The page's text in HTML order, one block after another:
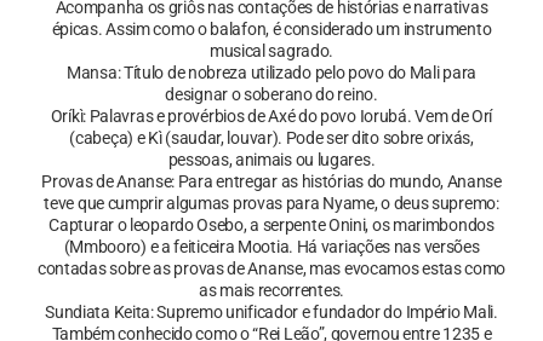
Acompanha os griôs nas contações de histórias e narrativas
épicas. Assim como o balafon, é considerado um instrumento
musical sagrado.
Mansa: Título de nobreza utilizado pelo povo do Mali para
designar o soberano do reino.
Oríkì: Palavras e provérbios de Axé do povo Iorubá. Vem de Orí
(cabeça) e Kì (saudar, louvar). Pode ser dito sobre orixás,
pessoas, animais ou lugares.
Provas de Ananse: Para entregar as histórias do mundo, Ananse
teve que cumprir algumas provas para Nyame, o deus supremo:
Capturar o leopardo Osebo, a serpente Onini, os marimbondos
(Mmbooro) e a feiticeira Mootia. Há variações nas versões
contadas sobre as provas de Ananse, mas evocamos estas como
as mais recorrentes.
Sundiata Keita: Supremo unificador e fundador do Império Mali.
Também conhecido como o “Rei Leão”, governou entre 1235 e